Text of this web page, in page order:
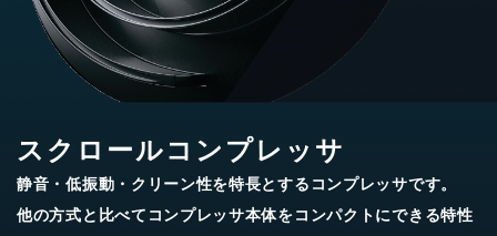
スクロールコンプレッサ
静音・低振動・クリーン性を特長とするコンプレッサです。
他の方式と比べてコンプレッサ本体をコンパクトにできる特性